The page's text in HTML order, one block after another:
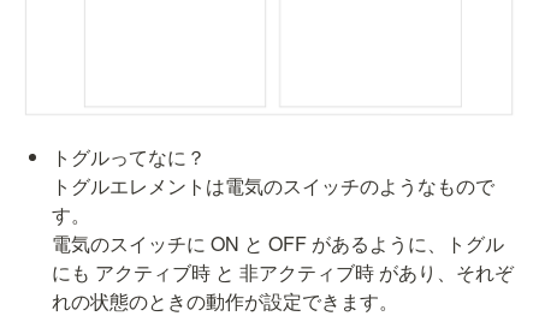
トグルってなに？
トグルエレメントは電気のスイッチのようなもので
す。
電気のスイッチに ON と OFF があるように、トグル
にも アクティブ時 と 非アクティブ時 があり、それぞ
れの状態のときの動作が設定できます。